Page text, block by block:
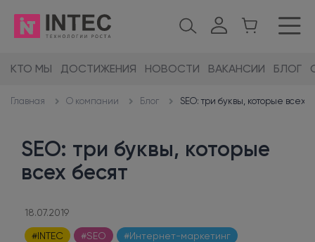
КТО МЫ ДОСТИЖЕНИЯ НОВОСТИ ВАКАНСИИ БЛОГ
Главная О компании Блог SEO: три буквы, которые всех
SEO: три буквы, которые
всех бесят
18.07.2019
#INTEC #SEO #Интернет-маркетинг